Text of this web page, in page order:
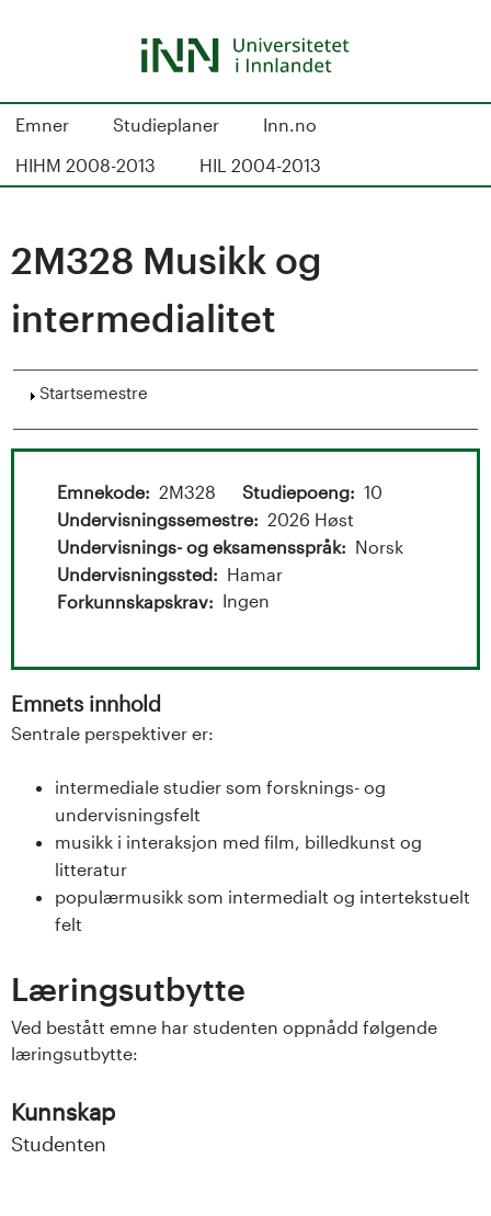
S
d
a
g
U
s
t
e
Emner Studieplaner
Inn.no
HIHM 2008-2013
HIL 2004-2013
2M328 Musikk og
intermedialitet
Vis
Startsemestre
Emnekode 2M328 Studiepoeng
10
Undervisningssemestre
2026 Høst
Undervisnings- og eksamensspråk
Norsk
Undervisningssted
Hamar
Forkunnskapskrav
Ingen
Emnets innhold
Sentrale perspektiver er:
intermediale studier som forsknings- og
undervisningsfelt
musikk i interaksjon med film, billedkunst og
litteratur
populærmusikk som intermedialt og intertekstuelt
felt
Læringsutbytte
Ved bestått emne har studenten oppnådd følgende
læringsutbytte:
Kunnskap
Studenten